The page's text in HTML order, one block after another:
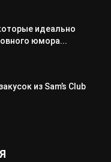
идеально
юмора...
из Sam’s Club